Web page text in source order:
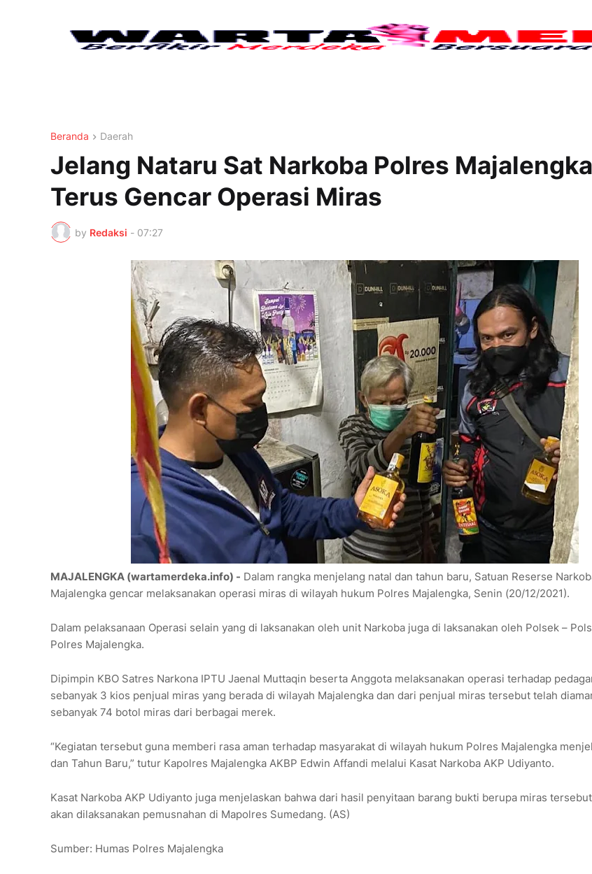
Beranda Daerah
Jelang Nataru Sat Narkoba Polres Majalengka
Terus Gencar Operasi Miras
by Redaksi - 07:27
MAJALENGKA (wartamerdeka.info) - Dalam rangka menjelang natal dan tahun baru, Satuan Reserse
Majalengka gencar melaksanakan operasi miras di wilayah hukum Polres Majalengka, Senin (20/12/2021).
Dalam pelaksanaan Operasi selain yang di laksanakan oleh unit Narkoba juga di laksanakan oleh Polsek –
Polres Majalengka.
Dipimpin KBO Satres Narkona IPTU Jaenal Muttaqin beserta Anggota melaksanakan operasi terhadap
sebanyak 3 kios penjual miras yang berada di wilayah Majalengka dan dari penjual miras tersebut telah
sebanyak 74 botol miras dari berbagai merek.
“Kegiatan tersebut guna memberi rasa aman terhadap masyarakat di wilayah hukum Polres Majalengka
dan Tahun Baru,” tutur Kapolres Majalengka AKBP Edwin Affandi melalui Kasat Narkoba AKP Udiyanto.
Kasat Narkoba AKP Udiyanto juga menjelaskan bahwa dari hasil penyitaan barang bukti berupa miras
akan dilaksanakan pemusnahan di Mapolres Sumedang. (AS)
Sumber: Humas Polres Majalengka